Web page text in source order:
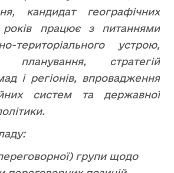
кандидат географічних
років працює з питаннями
територіального устрою,
планування, стратегій
і регіонів, впровадження
систем та державної
групи щодо